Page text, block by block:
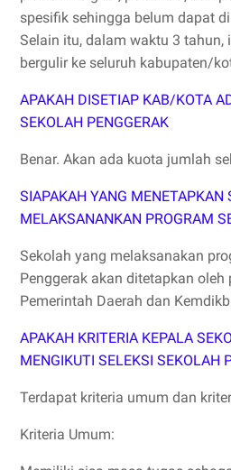
spesifik sehingga belum dapat
Selain itu, dalam waktu 3 tahun,
bergulir ke seluruh kabupaten/
APAKAH DISETIAP KAB/KOTA
SEKOLAH PENGGERAK
Benar. Akan ada kuota jumlah
SIAPAKAH YANG MENETAPKAN
MELAKSANANKAN PROGRAM
Sekolah yang melaksanakan
Penggerak akan ditetapkan oleh
Pemerintah Daerah dan
APAKAH KRITERIA KEPALA
MENGIKUTI SELEKSI SEKOLAH
Terdapat kriteria umum dan
Kriteria Umum: